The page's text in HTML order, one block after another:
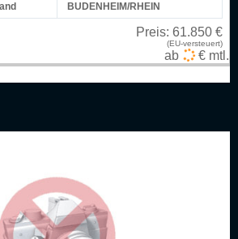
BUDENHEIM/RHEIN
Preis: 61.850 €
(EU-versteuert)
ab € mtl.